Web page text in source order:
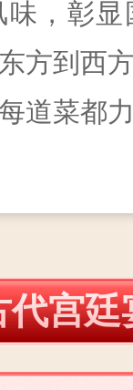
，彰
方到西
道菜都
代宫廷